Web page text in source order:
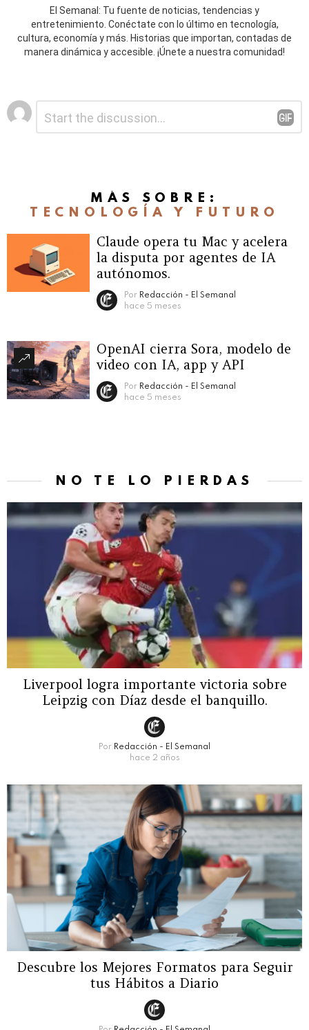
El Semanal: Tu fuente de noticias, tendencias y
entretenimiento. Conéctate con lo último en tecnología,
cultura, economía y más. Historias que importan, contadas de
manera dinámica y accesible. ¡Únete a nuestra comunidad!
Deja
una
MÁS SOBRE:
TECNOLOGÍA Y FUTURO
Claude opera tu Mac y acelera
la disputa por agentes de IA
autónomos.
Por Redacción - El Semanal
hace 5 meses
OpenAI cierra Sora, modelo de
video con IA, app y API
Por Redacción - El Semanal
hace 5 meses
NO TE LO PIERDAS
Liverpool logra importante victoria sobre
Leipzig con Díaz desde el banquillo.
Por Redacción - El Semanal
hace 2 años
Descubre los Mejores Formatos para Seguir
tus Hábitos a Diario